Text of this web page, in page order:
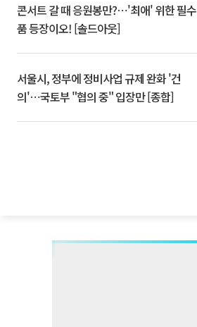
콘서트 갈 때 응원봉만?⋯'최애' 위한 필수
품 등장이오! [솔드아웃]
서울시, 정부에 정비사업 규제 완화 '건
의'⋯국토부 "협의 중" 입장만 [종합]